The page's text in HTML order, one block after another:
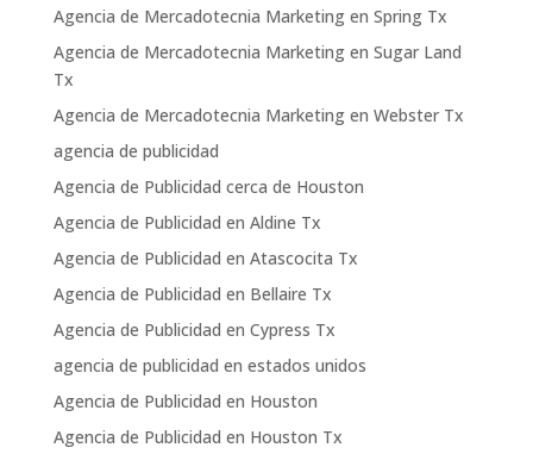
Agencia de Mercadotecnia Marketing en Spring Tx
Agencia de Mercadotecnia Marketing en Sugar Land
Tx
Agencia de Mercadotecnia Marketing en Webster Tx
agencia de publicidad
Agencia de Publicidad cerca de Houston
Agencia de Publicidad en Aldine Tx
Agencia de Publicidad en Atascocita Tx
Agencia de Publicidad en Bellaire Tx
Agencia de Publicidad en Cypress Tx
agencia de publicidad en estados unidos
Agencia de Publicidad en Houston
Agencia de Publicidad en Houston Tx